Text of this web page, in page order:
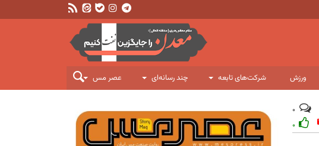
ورزش شرکت‌های تابعه چند رسانه‌ای عصر مس
۰